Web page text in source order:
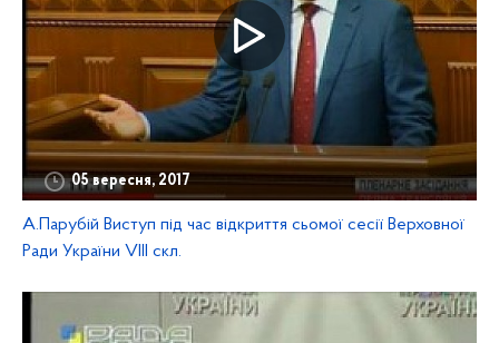
05 вересня, 2017
А.Парубій Виступ під час відкриття сьомої сесії Верховної
Ради України VIII скл.